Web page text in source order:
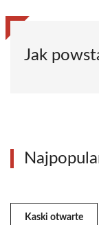
Jak
Kaski otwarte